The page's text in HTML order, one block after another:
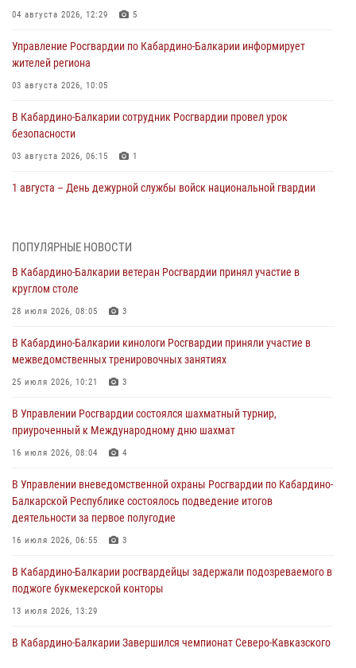
04 августа 2026, 12:29 5
Управление Росгвардии по Кабардино-Балкарии информирует
жителей региона
03 августа 2026, 10:05
В Кабардино‑Балкарии сотрудник Росгвардии провел урок
безопасности
03 августа 2026, 06:15 1
1 августа – День дежурной службы войск национальной гвардии
мировой войне 1914-1918 годов
01 августа 2026, 07:30
поздравил специалистов подразделений тыла с профессиональным
праздником
01 августа 2026, 00:10
Росгвардия обеспечивает безопасность граждан на южном
направлении
31 июля 2026, 09:22
Состоялась рабочая встреча директора Росгвардии Героя России
генерала армии Виктора Золотова с заместителем полномочного
представителя Президента Российской Федерации в Северо-
Кавказском федеральном округе Виталием Кузнецовым
ПОПУЛЯРНЫЕ НОВОСТИ
В Кабардино-Балкарии ветеран Росгвардии принял участие в
круглом столе
28 июля 2026, 08:05 3
В Кабардино-Балкарии кинологи Росгвардии приняли участие в
межведомственных тренировочных занятиях
25 июля 2026, 10:21 3
В Управлении Росгвардии состоялся шахматный турнир,
приуроченный к Международному дню шахмат
16 июля 2026, 08:04 4
В Управлении вневедомственной охраны Росгвардии по Кабардино-
Балкарской Республике состоялось подведение итогов
деятельности за первое полугодие
16 июля 2026, 06:55 3
В Кабардино-Балкарии росгвардейцы задержали подозреваемого в
поджоге букмекерской конторы
13 июля 2026, 13:29
В Кабардино-Балкарии Завершился чемпионат Северо-Кавказского